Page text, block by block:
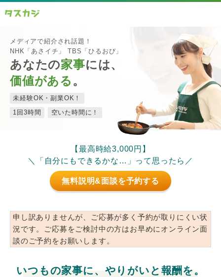
メディアで紹介され話題！
NHK「あさイチ」 TBS「ひるおび」
あなたの家事には、
価値がある 。
未経験OK・副業OK！
1回3時間
空いた時間に！
【最高時給3,000円】
＼「自分にもできるかな…」って思ったら／
無料説明&面談を予約する
申し訳ありませんが、ご応募が多く予約が取りにくい状
況です。ご応募をご検討中の方はお早めにオンライン面
談のご予約をお願いします。
いつもの家事に、やりがいと報酬を。